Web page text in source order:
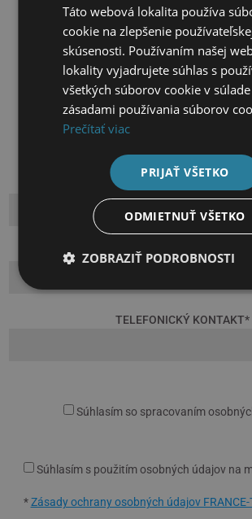
úver (1 – 6 rokov)
tretiny (2 roky)
štvrtiny (3 roky)
pätiny (4 roky)
operatívny leasing
E-MAIL*
TELEFONICKÝ KONTAKT*
Súhlasím so spracovaním
Súhlasím s použitím osobných údajov na
*Zásady ochrany osobných údajov FRANCE-
Táto webová lokalita používa
cookie na zlepšenie
skúsenosti. Používaním našej
lokality vyjadrujete súhlas s
všetkých súborov cookie v
zásadami používania súborov
Prečítať viac
PRIJAŤ VŠETKO
ODMIETNUŤ VŠETKO
ZOBRAZIŤ PODROBNOSTI